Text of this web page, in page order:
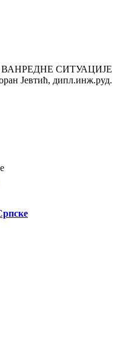
СИТУАЦИЈЕ
Јевтић, дипл.инж.руд.